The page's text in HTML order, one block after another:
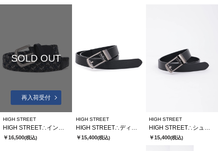
SOLD OUT
再入荷受付
HIGH STREET
￥16,500(税込)
HIGH STREET
￥15,400(税込)
HIGH STREET
￥15,400(税込)